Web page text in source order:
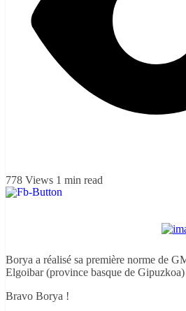
778 Views 1 min read
Borya a réalisé sa première norme de
Elgoibar (province basque de Gipuzkoa)
Bravo Borya !